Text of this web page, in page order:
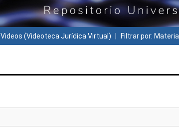
Videos (Videoteca Jurídica Virtual) Filtrar por: Materia